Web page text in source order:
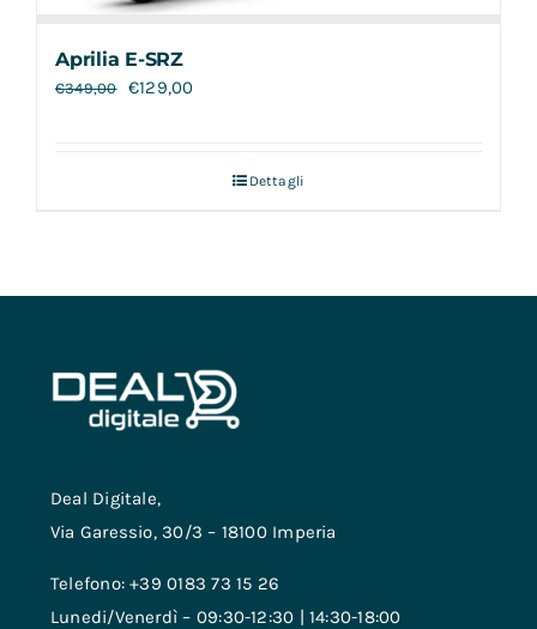
Aprilia E-SRZ
€349,00 €129,00
Dettagli
Deal Digitale,
Via Garessio, 30/3 – 18100 Imperia
Telefono: +39 0183 73 15 26
Lunedi/Venerdì – 09:30-12:30 | 14:30-18:00